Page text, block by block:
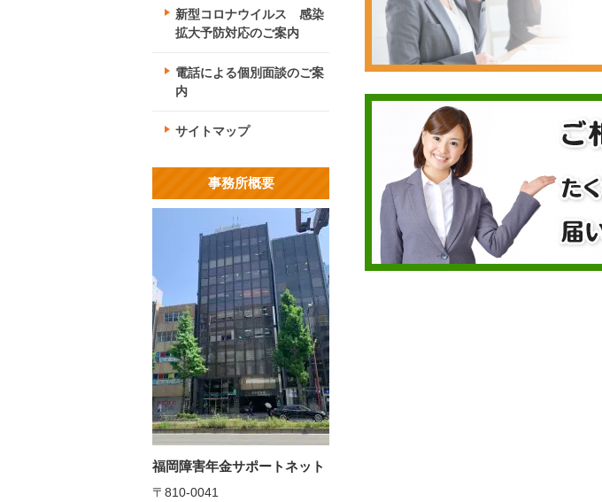
新型コロナウイルス 感染
拡大予防対応のご案内
電話による個別面談のご案
内
サイトマップ
事務所概要
福岡障害年金サポートネット
〒810-0041